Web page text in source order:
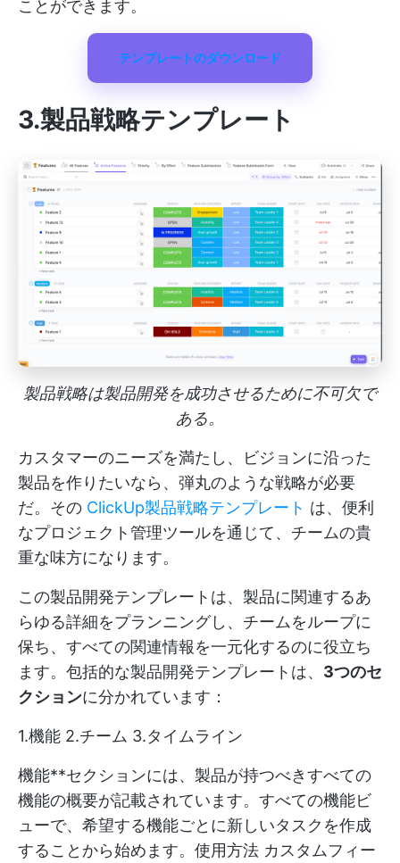
ことができます。
テンプレートのダウンロード
3.製品戦略テンプレート
製品戦略は製品開発を成功させるために不可欠で
ある。
カスタマーのニーズを満たし、ビジョンに沿った
製品を作りたいなら、弾丸のような戦略が必要
だ。その ClickUp製品戦略テンプレート は、便利
なプロジェクト管理ツールを通じて、チームの貴
重な味方になります。
この製品開発テンプレートは、製品に関連するあ
らゆる詳細をプランニングし、チームをループに
保ち、すべての関連情報を一元化するのに役立ち
ます。包括的な製品開発テンプレートは、 3つのセ
クションに分かれています：
1.機能 2.チーム 3.タイムライン
機能**セクションには、製品が持つべきすべての
機能の概要が記載されています。すべての機能ビ
ューで、希望する機能ごとに新しいタスクを作成
することから始めます。使用方法 カスタムフィー